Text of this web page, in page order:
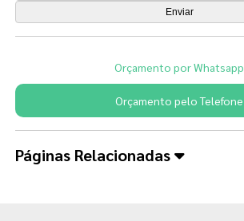
Orçamento por Whatsapp
Orçamento pelo Telefone
Páginas Relacionadas